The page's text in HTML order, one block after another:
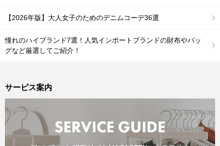
【2026年版】大人女子のためのデニムコーデ36選
憧れのハイブランド7選！人気インポートブランドの財布やバッ
グなど厳選してご紹介！
サービス案内